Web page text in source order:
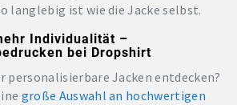
langlebig ist wie die Jacke selbst.
Individualität –
bei Dropshirt
personalisierbare Jacken entdecken?
große Auswahl an hochwertigen